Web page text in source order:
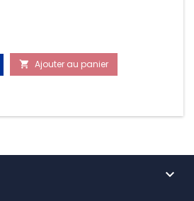
(2.0M + 0.2M / 125daN), simple et
d'arrimer et de sécuriser
le transport. Matière polyester
aux variations de températures,
 Ajouter au panier
